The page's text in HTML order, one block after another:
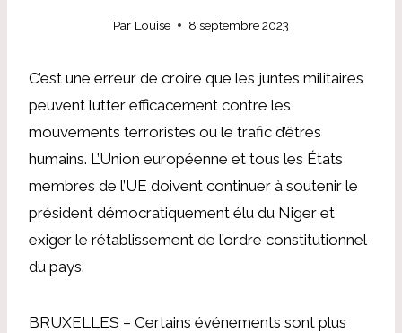
Par Louise 8 septembre 2023
C’est une erreur de croire que les juntes militaires
peuvent lutter efficacement contre les
mouvements terroristes ou le trafic d’êtres
humains. L’Union européenne et tous les États
membres de l’UE doivent continuer à soutenir le
président démocratiquement élu du Niger et
exiger le rétablissement de l’ordre constitutionnel
du pays.
BRUXELLES – Certains événements sont plus